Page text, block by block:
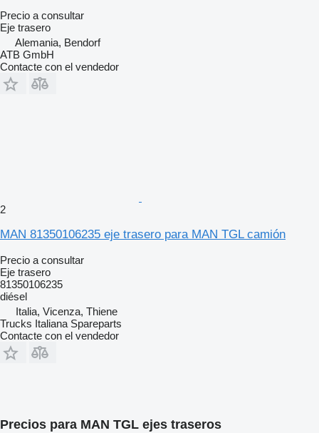
Precio a consultar
Eje trasero
Alemania, Bendorf
ATB GmbH
Contacte con el vendedor
2
MAN 81350106235 eje trasero para MAN TGL camión
Precio a consultar
Eje trasero
81350106235
diésel
Italia, Vicenza, Thiene
Trucks Italiana Spareparts
Contacte con el vendedor
Precios para MAN TGL ejes traseros